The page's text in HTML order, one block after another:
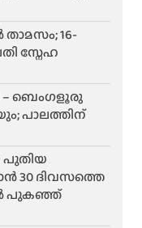
താമസം; 16-
സ്നേഹ
– ബെംഗളൂരു
പാലത്തിന്
പുതിയ
30 ദിവസത്തെ
പുകഞ്ഞ്